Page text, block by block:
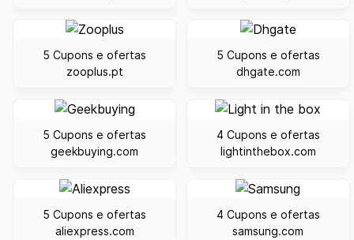
5 Cupons e ofertas
zooplus.pt
5 Cupons e ofertas
dhgate.com
5 Cupons e ofertas
geekbuying.com
4 Cupons e ofertas
lightinthebox.com
5 Cupons e ofertas
aliexpress.com
4 Cupons e ofertas
samsung.com